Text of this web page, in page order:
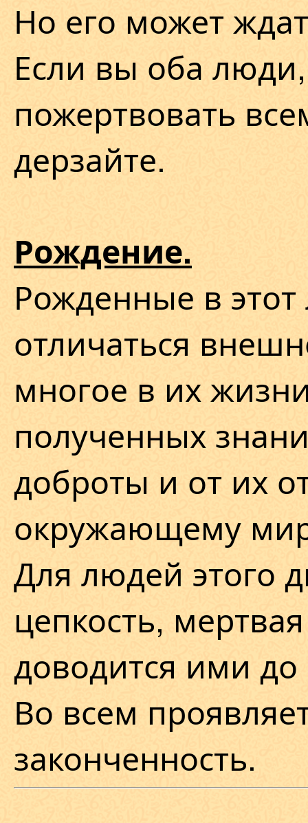
Но его может
Если вы оба
пожертвовать
дерзайте.
Рождение.
Рожденные в
отличаться
многое в их
полученных
доброты и от их
окружающему
Для людей этого
цепкость,
доводится ими
Во всем
законченность.